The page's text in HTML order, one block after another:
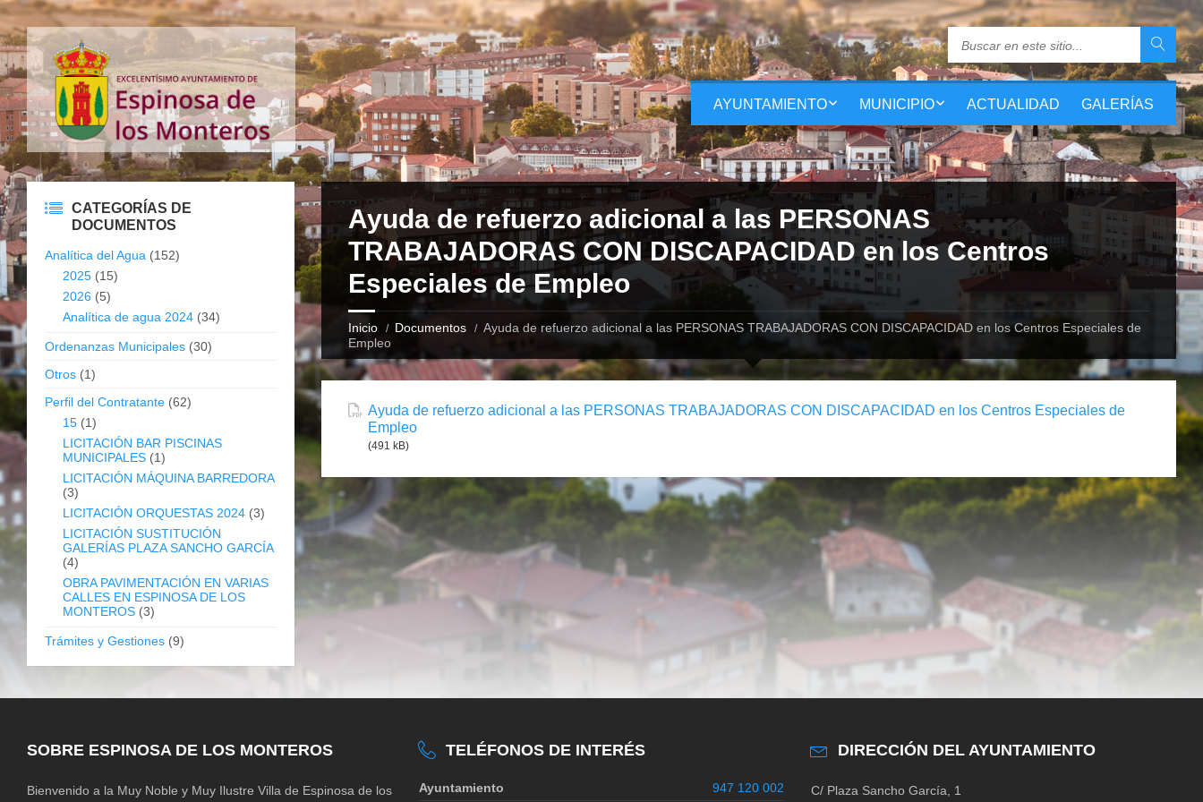
AYUNTAMIENTO MUNICIPIO ACTUALIDAD GALERÍAS
Ayuda de refuerzo adicional a las PERSONAS
TRABAJADORAS CON DISCAPACIDAD en los Centros
Especiales de Empleo
Inicio Documentos
Ayuda de refuerzo adicional a las PERSONAS TRABAJADORAS CON DISCAPACIDAD en los Centros Especiales de
Empleo
Ayuda de refuerzo adicional a las PERSONAS TRABAJADORAS CON DISCAPACIDAD en los Centros Especiales de
Empleo
(491 kB)
CATEGORÍAS DE
DOCUMENTOS
Analítica del Agua (152)
2025 (15)
2026 (5)
Analítica de agua 2024 (34)
Ordenanzas Municipales (30)
Otros (1)
Perfil del Contratante (62)
15 (1)
LICITACIÓN BAR PISCINAS
MUNICIPALES (1)
LICITACIÓN MÁQUINA BARREDORA
(3)
LICITACIÓN ORQUESTAS 2024 (3)
LICITACIÓN SUSTITUCIÓN
GALERÍAS PLAZA SANCHO GARCÍA
(4)
OBRA PAVIMENTACIÓN EN VARIAS
CALLES EN ESPINOSA DE LOS
MONTEROS (3)
Trámites y Gestiones (9)
SOBRE ESPINOSA DE LOS MONTEROS
Bienvenido a la Muy Noble y Muy Ilustre Villa de Espinosa de los
TELÉFONOS DE INTERÉS
Ayuntamiento 947 120 002
DIRECCIÓN DEL AYUNTAMIENTO
C/ Plaza Sancho García, 1